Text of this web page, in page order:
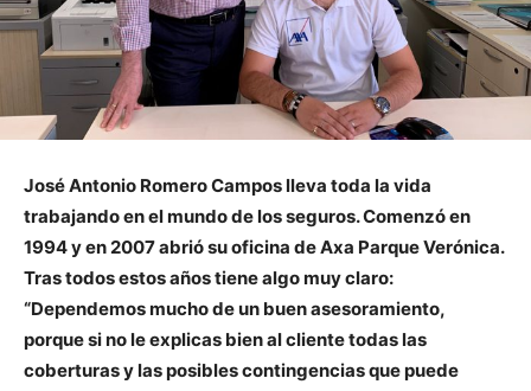
José Antonio Romero Campos lleva toda la vida
trabajando en el mundo de los seguros. Comenzó en
1994 y en 2007 abrió su oficina de Axa Parque Verónica.
Tras todos estos años tiene algo muy claro:
“Dependemos mucho de un buen asesoramiento,
porque si no le explicas bien al cliente todas las
coberturas y las posibles contingencias que puede